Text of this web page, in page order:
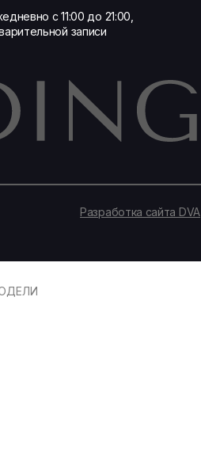
Разработка сайта DVA
с 11:00 до 21:00,
записи